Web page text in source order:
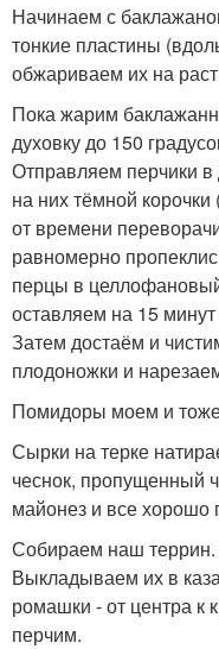
Начинаем с
тонкие пластины
обжариваем их на
Пока жарим
духовку до 150
Отправляем перчики в
на них тёмной
от времени
равномерно
перцы в
оставляем на 15
Затем достаём и
плодоножки и
Помидоры моем и
Сырки на терке
чеснок, пропущенный
майонез и все
Собираем наш
Выкладываем их в
ромашки - от центра к
перчим.